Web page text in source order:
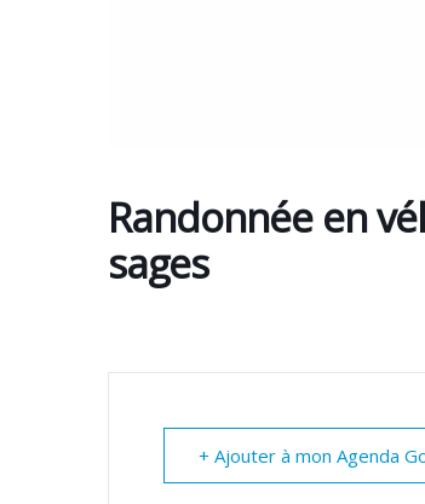
Randonnée en
sages
+ Ajouter à mon Agenda